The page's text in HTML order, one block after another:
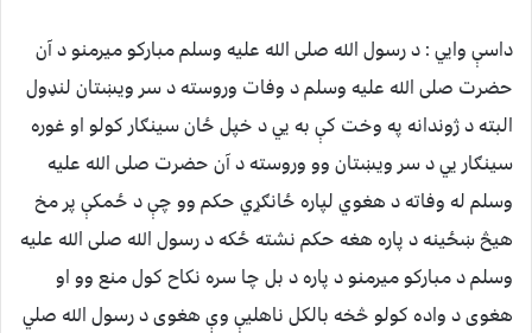
داسې وايي : د رسول الله صلی الله عليه وسلم مبارکو ميرمنو د آن
حضرت صلی الله عليه وسلم د وفات وروسته د سر ويښتان لنډول
البته د ژوندانه په وخت کې به يي د خپل ځان سينګار کولو او غوره
سينګار يي د سر ويښتان وو وروسته د آن حضرت صلی الله عليه
وسلم له وفاته د هغوي لپاره ځانګړي حکم وو چې د ځمکې پر مخ
هيڅ ښځينه د پاره هغه حکم نشته ځکه د رسول الله صلی الله عليه
وسلم د مبارکو ميرمنو د پاره د بل چا سره نکاح کول منع وو او
هغوی د واده کولو څخه بالکل ناهليې وې هغوی د رسول الله صلي